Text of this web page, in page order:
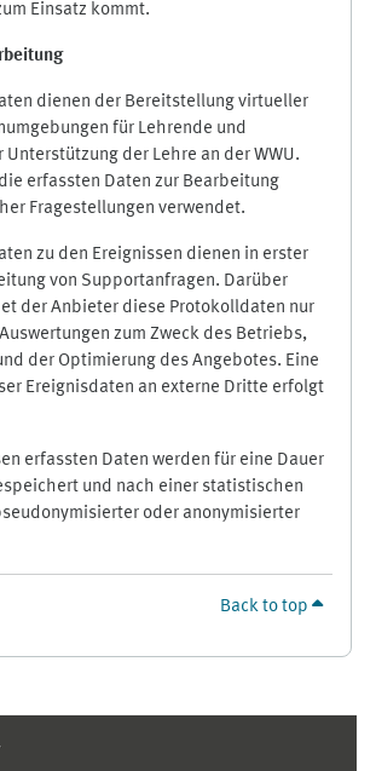
Einsatz kommt.
dienen der Bereitstellung virtueller
für Lehrende und
der Lehre an der WWU.
erfassten Daten zur Bearbeitung
Fragestellungen verwendet.
zu den Ereignissen dienen in erster
von Supportanfragen. Darüber
der Anbieter diese Protokolldaten nur
zum Zweck des Betriebs,
der Optimierung des Angebotes. Eine
Ereignisdaten an externe Dritte erfolgt
erfassten Daten werden für eine Dauer
und nach einer statistischen
oder anonymisierter
Back to top